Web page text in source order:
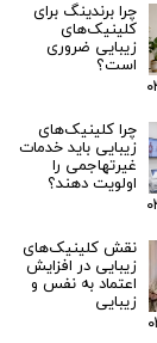
چرا برندینگ برای
کلینیک‌های
زیبایی ضروری
است؟
چرا کلینیک‌های
زیبایی باید خدمات
غیرتهاجمی را
اولویت دهند؟
نقش کلینیک‌های
زیبایی در افزایش
اعتماد به نفس و
زیبایی